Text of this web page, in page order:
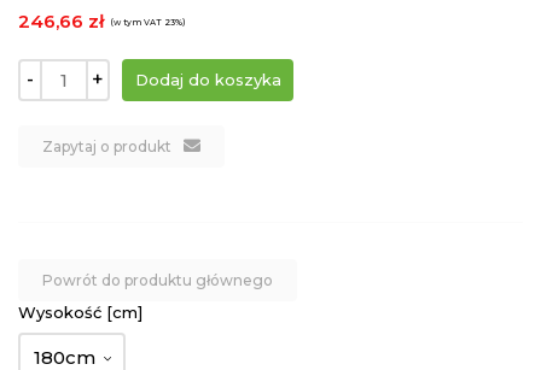
246,66 zł (w tym VAT 23%)
- +
Zapytaj o produkt
Powrót do produktu głównego
Wysokość [cm]
180cm